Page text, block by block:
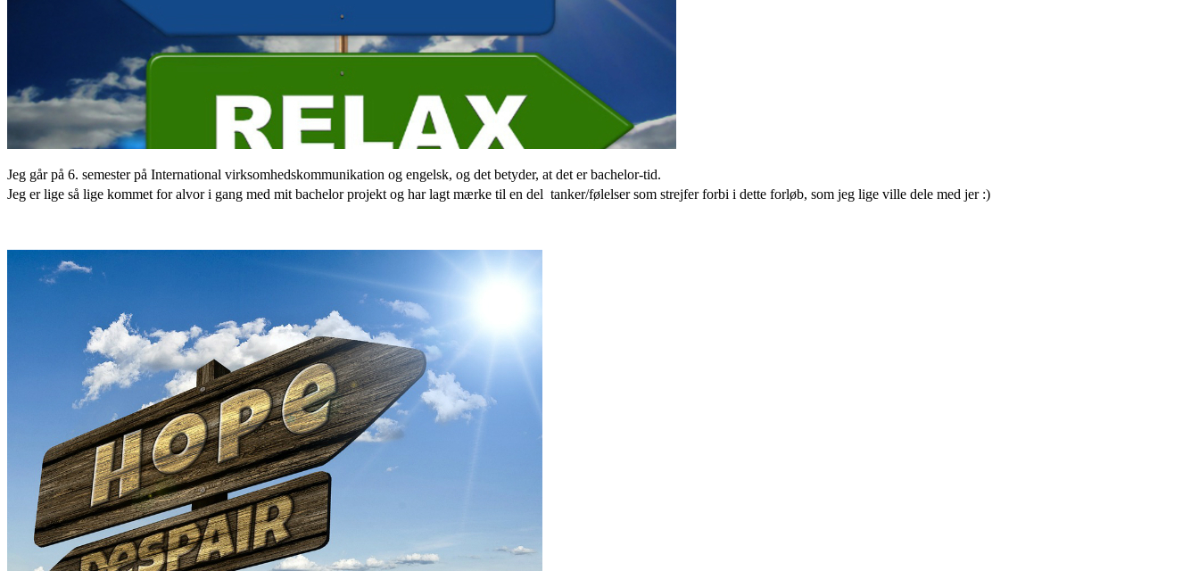
Jeg går på 6. semester på International virksomhedskommunikation og engelsk, og det betyder, at det er bachelor-tid.
Jeg er lige så lige kommet for alvor i gang med mit bachelor projekt og har lagt mærke til en del tanker/følelser som strejfer forbi i dette forløb, som jeg lige ville dele med jer :)